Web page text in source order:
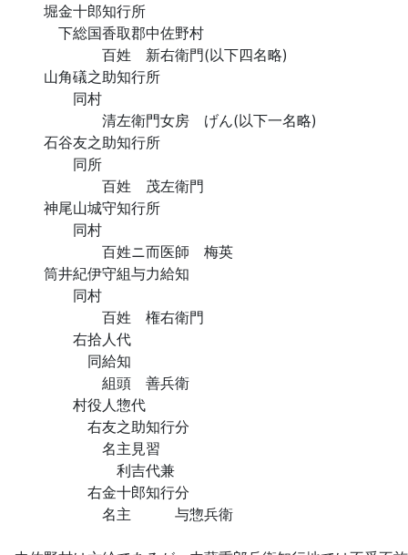
堀金十郎知行所
下総国香取郡中佐野村
百姓 新右衛門(以下四名略)
山角礒之助知行所
同村
清左衛門女房 げん(以下一名略)
石谷友之助知行所
同所
百姓 茂左衛門
神尾山城守知行所
同村
百姓ニ而医師 梅英
筒井紀伊守組与力給知
同村
百姓 権右衛門
右拾人代
同給知
組頭 善兵衛
村役人惣代
右友之助知行分
名主見習
利吉代兼
右金十郎知行分
名主 与惣兵衛